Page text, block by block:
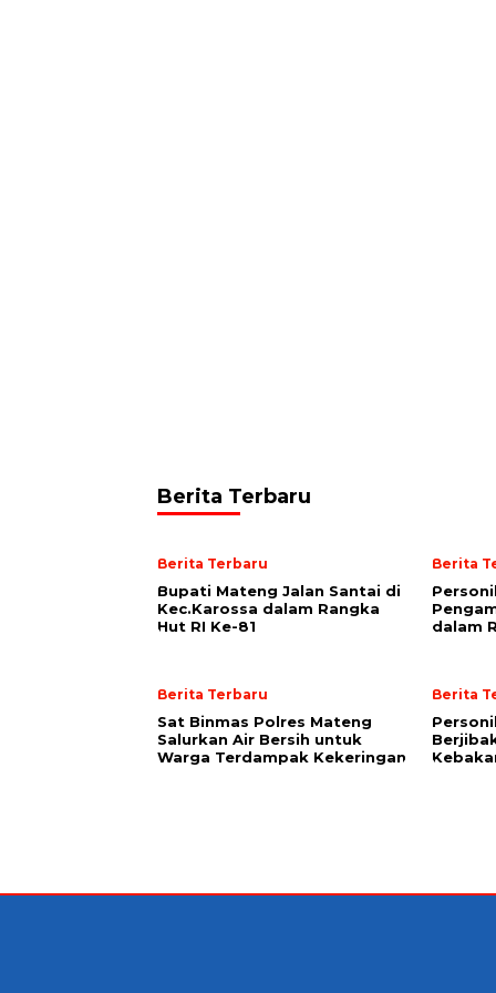
Berita Terbaru
Berita Terbaru
Bupati Mateng Jalan Santai di
Kec.Karossa dalam Rangka
Hut RI Ke-81
Berita
dalam
Berita Terbaru
Sat Binmas Polres Mateng
Salurkan Air Bersih untuk
Warga Terdampak Kekeringan
Berita